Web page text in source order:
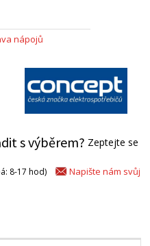
nápojů
s výběrem? Zeptejte se
8-17 hod)
Napište nám svůj